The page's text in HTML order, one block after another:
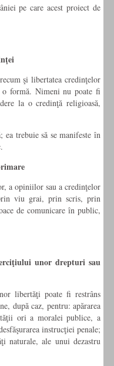
pe care acest proiect de
şi libertatea credinţelor
formă. Nimeni nu poate fi
la o credinţă religioasă,
ea trebuie să se manifeste în
a opiniilor sau a credinţelor
viu grai, prin scris, prin
de comunicare în public,
unor drepturi sau
libertăţi poate fi restrâns
după caz, pentru: apărarea
ori a moralei publice, a
instrucţiei penale;
naturale, ale unui dezastru